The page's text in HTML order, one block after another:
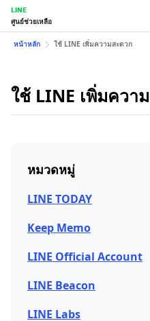
LINE
ศูนย์ช่วยเหลือ
หน้าหลัก ใช้ LINE เพิ่มความสะดวก
ใช้ LINE เพิ่มควา
หมวดหมู่
LINE TODAY
Keep Memo
LINE Official Account
LINE Beacon
LINE Labs